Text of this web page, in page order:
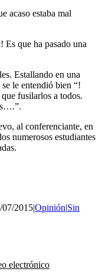
acaso estaba mal
Es que ha pasado una
Estallando en una
le entendió bien “!
fusilarlos a todos.
al conferenciante, en
numerosos estudiantes
07/2015|Opinión|Sin
electrónico